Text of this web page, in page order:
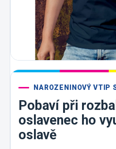
NAROZENINOVÝ VTIP
Pobaví při
oslavenec ho
oslavě